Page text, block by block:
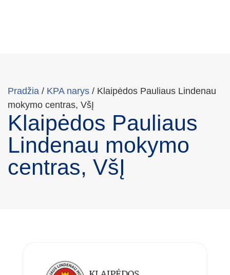
Pradžia / KPA narys / Klaipėdos Pauliaus Lindenau
mokymo centras, VšĮ
Klaipėdos Pauliaus
Lindenau mokymo
centras, VšĮ